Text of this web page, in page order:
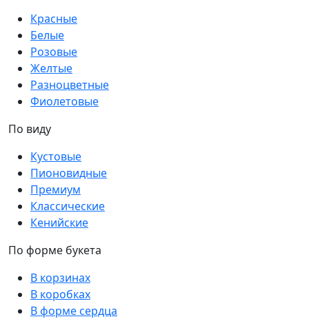
Красные
Белые
Розовые
Желтые
Разноцветные
Фиолетовые
По виду
Кустовые
Пионовидные
Премиум
Классические
Кенийские
По форме букета
В корзинах
В коробках
В форме сердца